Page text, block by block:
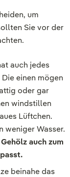
um
Sie vor der
auch jedes
einen mögen
oder gar
windstillen
Lüftchen.
weniger Wasser.
auch zum
beinahe das